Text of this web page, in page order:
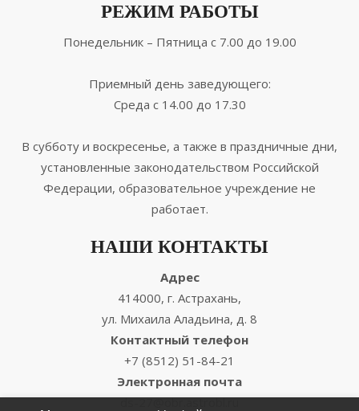
РЕЖИМ РАБОТЫ
Понедельник – Пятница с 7.00 до 19.00
Приемный день заведующего:
Среда с 14.00 до 17.30
В субботу и воскресенье, а также в праздничные дни,
установленные законодательством Российской
Федерации, образовательное учреждение не
работает.
НАШИ КОНТАКТЫ
Адрес
414000, г. Астрахань,
ул. Михаила Аладьина, д. 8
Контактный телефон
+7 (8512) 51-84-21
Электронная почта
ds-27@obr.astrobl.ru